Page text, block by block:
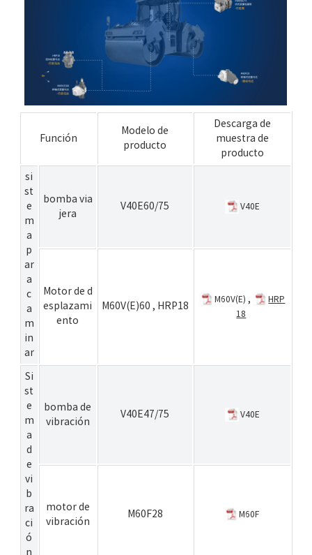
Función
Modelo de
producto
Descarga de
muestra de
producto
si
st
e
m
a
p
ar
a
c
a
m
in
ar
bomba via
jera
V40E60/75 V40E
Motor de d
esplazami
ento
M60V(E)60 HRP18
M60V(E)
HRP
18
Si
st
e
m
a
d
e
vi
b
ra
ci
ó
n
bomba de
vibración
V40E47/75 V40E
motor de
vibración
M60F28 M60F